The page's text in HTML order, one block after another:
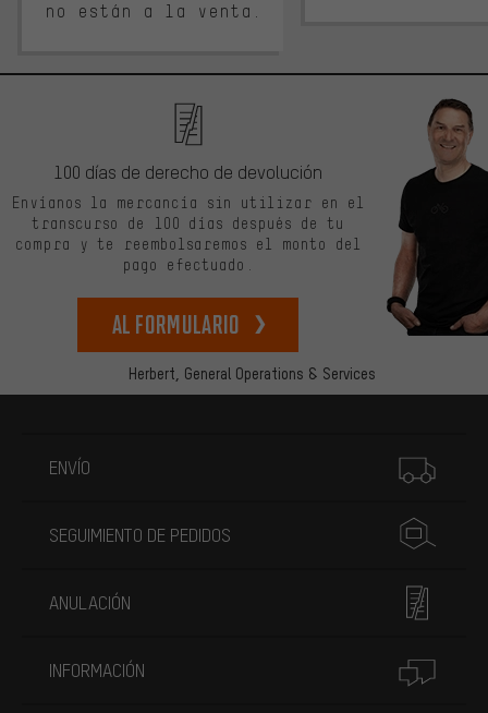
no están a la venta.
Herbert, General Operations & Services
100 días de derecho de devolución
Envíanos la mercancía sin utilizar en el
transcurso de 100 días después de tu
compra y te reembolsaremos el monto del
pago efectuado.
Al formulario
ENVÍO
SEGUIMIENTO DE PEDIDOS
ANULACIÓN
INFORMACIÓN